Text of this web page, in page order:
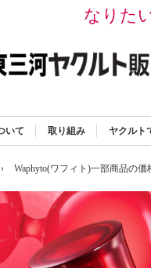
なりた
いて 取り組み ヤクルト
› Waphyto(ワフィト)一部商品の